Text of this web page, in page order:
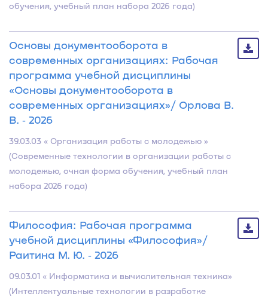
обучения, учебный план набора 2026 года)
Основы документооборота в
современных организациях: Рабочая
программа учебной дисциплины
«Основы документооборота в
современных организациях»/ Орлова В.
В. ‐ 2026
39.03.03 « Организация работы с молодежью »
(Современные технологии в организации работы с
молодежью, очная форма обучения, учебный план
набора 2026 года)
Философия: Рабочая программа
учебной дисциплины «Философия»/
Раитина М. Ю. ‐ 2026
09.03.01 « Информатика и вычислительная техника»
(Интеллектуальные технологии в разработке